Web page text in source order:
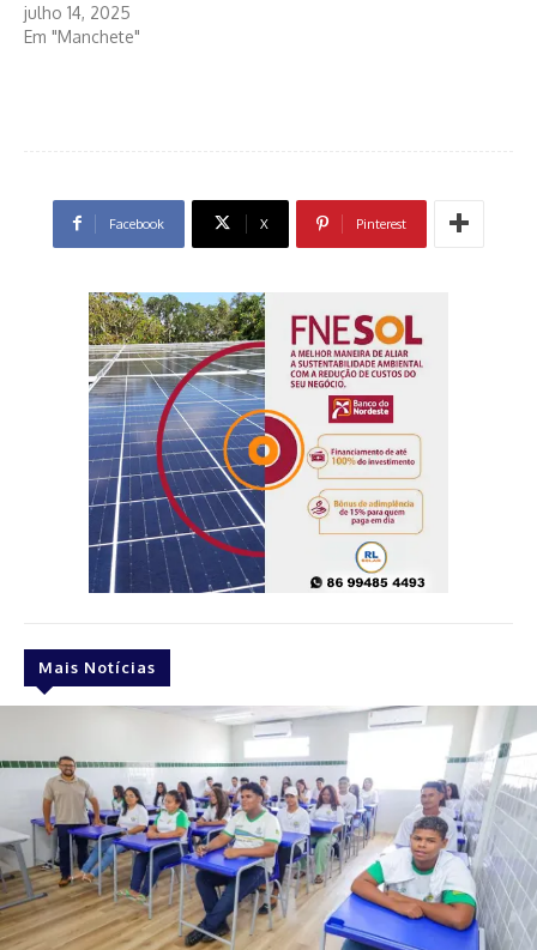
julho 14, 2025
Em "Manchete"
Facebook X Pinterest
Mais Notícias